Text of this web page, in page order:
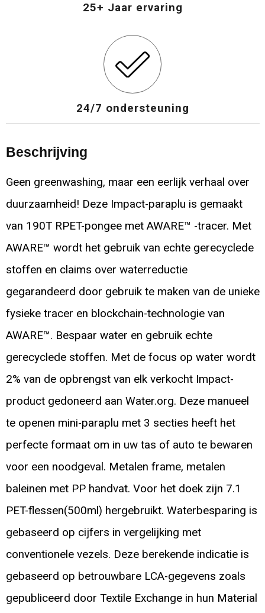
25+ Jaar ervaring
24/7 ondersteuning
Beschrijving
Geen greenwashing, maar een eerlijk verhaal over
duurzaamheid! Deze Impact-paraplu is gemaakt
van 190T RPET-pongee met AWARE™ -tracer. Met
AWARE™ wordt het gebruik van echte gerecyclede
stoffen en claims over waterreductie
gegarandeerd door gebruik te maken van de unieke
fysieke tracer en blockchain-technologie van
AWARE™. Bespaar water en gebruik echte
gerecyclede stoffen. Met de focus op water wordt
2% van de opbrengst van elk verkocht Impact-
product gedoneerd aan Water.org. Deze manueel
te openen mini-paraplu met 3 secties heeft het
perfecte formaat om in uw tas of auto te bewaren
voor een noodgeval. Metalen frame, metalen
baleinen met PP handvat. Voor het doek zijn 7.1
PET-flessen(500ml) hergebruikt. Waterbesparing is
gebaseerd op cijfers in vergelijking met
conventionele vezels. Deze berekende indicatie is
gebaseerd op betrouwbare LCA-gegevens zoals
gepubliceerd door Textile Exchange in hun Material